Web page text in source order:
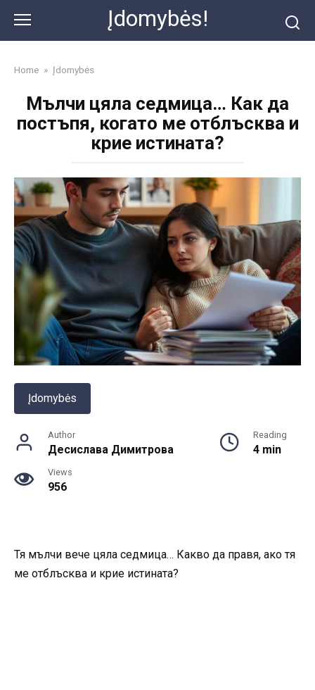
content
Įdomybės!
Home » Įdomybės
Мълчи цяла седмица… Как да
постъпя, когато ме отблъсква и
крие истината?
Įdomybės
Author
Десислава Димитрова
Reading
4 min
Views
956
Тя мълчи вече цяла седмица… Какво да правя, ако тя
ме отблъсква и крие истината?